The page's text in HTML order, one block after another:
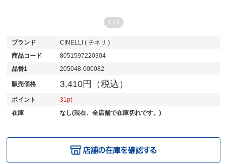
1 / 4
ブランド
CINELLI ( チネリ )
商品コード
8051597220304
品番1
205048-000082
販売価格 3,410円（税込）
ポイント
31
在庫
なし(現在、全店舗で在庫切れです。)